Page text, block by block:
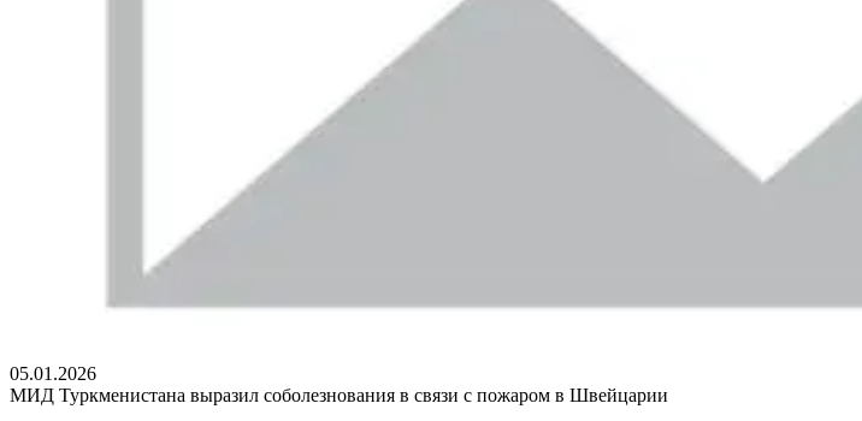
05.01.2026
МИД Туркменистана выразил соболезнования в связи с пожаром в Швейцарии